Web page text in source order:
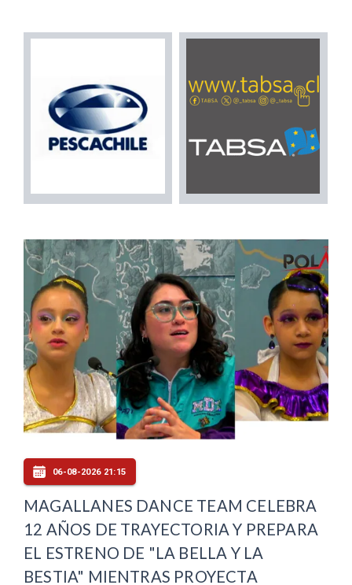
06-08-2026 21:15
MAGALLANES DANCE TEAM CELEBRA
12 AÑOS DE TRAYECTORIA Y PREPARA
EL ESTRENO DE "LA BELLA Y LA
BESTIA" MIENTRAS PROYECTA